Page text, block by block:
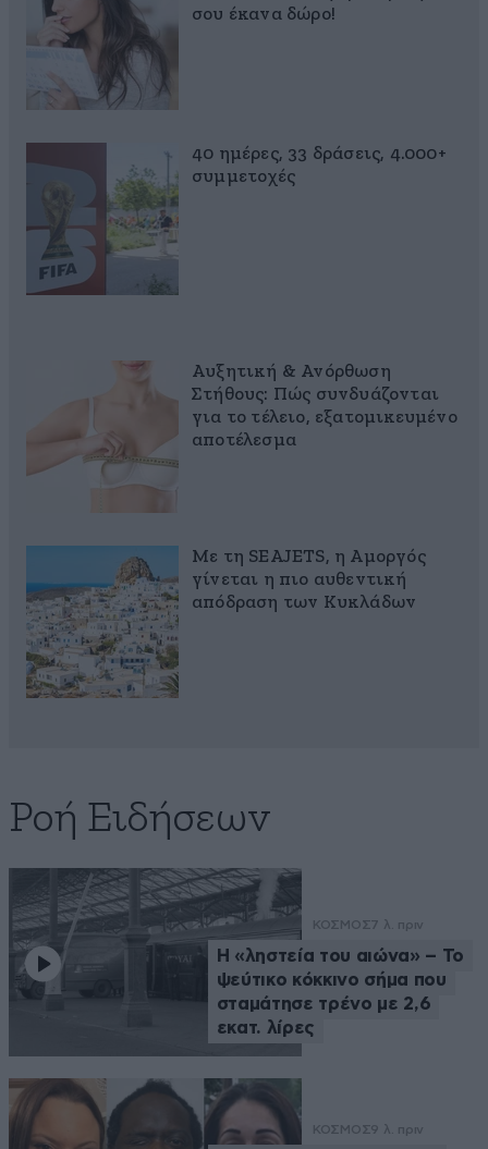
σου έκανα δώρο!
40 ημέρες, 33 δράσεις, 4.000+
συμμετοχές
Αυξητική & Ανόρθωση
Στήθους: Πώς συνδυάζονται
για το τέλειο, εξατομικευμένο
αποτέλεσμα
Με τη SEAJETS, η Αμοργός
γίνεται η πιο αυθεντική
απόδραση των Κυκλάδων
Ροή Ειδήσεων
ΚΟΣΜΟΣ7 λ. πριν
Η «ληστεία του αιώνα» – Το
ψεύτικο κόκκινο σήμα που
σταμάτησε τρένο με 2,6
εκατ. λίρες
ΚΟΣΜΟΣ9 λ. πριν